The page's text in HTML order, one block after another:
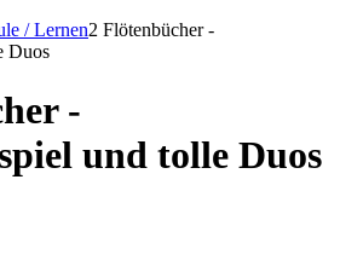
/ Lernen2 Flötenbücher -
Duos
-
und tolle Duos